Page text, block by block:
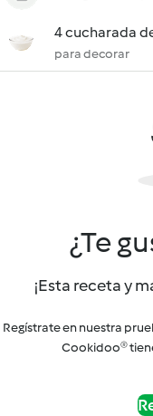
4 cucharada
para decorar
¿Te
¡Esta receta y
Regístrate en nuestra
Cookidoo®